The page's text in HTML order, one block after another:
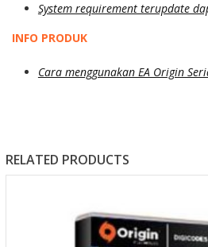
System requirement terupdate
INFO PRODUK
Cara menggunakan EA Origin
RELATED PRODUCTS